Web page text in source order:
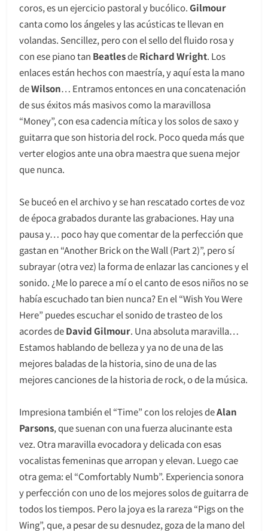
coros, es un ejercicio pastoral y bucólico.Gilmour
canta como los ángeles y las acústicas te llevan en
volandas. Sencillez, pero con el sello del fluido rosa y
con ese piano tan BeatlesdeRichard Wright. Los
enlaces están hechos con maestría, y aquí esta la mano
deWilson… Entramos entonces en una concatenación
de sus éxitos más masivos como la maravillosa
“Money”, con esa cadencia mítica y los solos de saxo y
guitarra que son historia del rock. Poco queda más que
verter elogios ante una obra maestra que suena mejor
que nunca.
Se buceó en el archivo y se han rescatado cortes de voz
de época grabados durante las grabaciones. Hay una
pausa y… poco hay que comentar de la perfección que
gastan en “Another Brick on the Wall (Part 2)”, pero sí
subrayar (otra vez) la forma de enlazar las canciones y el
sonido. ¿Me lo parece a mí o el canto de esos niños no se
había escuchado tan bien nunca? En el “Wish You Were
Here” puedes escuchar el sonido de trasteo de los
acordes deDavid Gilmour. Una absoluta maravilla…
Estamos hablando de belleza y ya no de una de las
mejores baladas de la historia, sino de una de las
mejores canciones de la historia de rock, o de la música.
Impresiona también el “Time” con los relojes deAlan
Parsons, que suenan con una fuerza alucinante esta
vez. Otra maravilla evocadora y delicada con esas
vocalistas femeninas que arropan y elevan. Luego cae
otra gema: el “Comfortably Numb”. Experiencia sonora
y perfección con uno de los mejores solos de guitarra de
todos los tiempos. Pero la joya es la rareza “Pigs on the
Wing”, que, a pesar de su desnudez, goza de la mano del